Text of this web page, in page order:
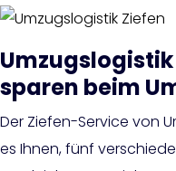
Umzugslogistik
sparen beim
Der Ziefen-Service von
es Ihnen, fünf